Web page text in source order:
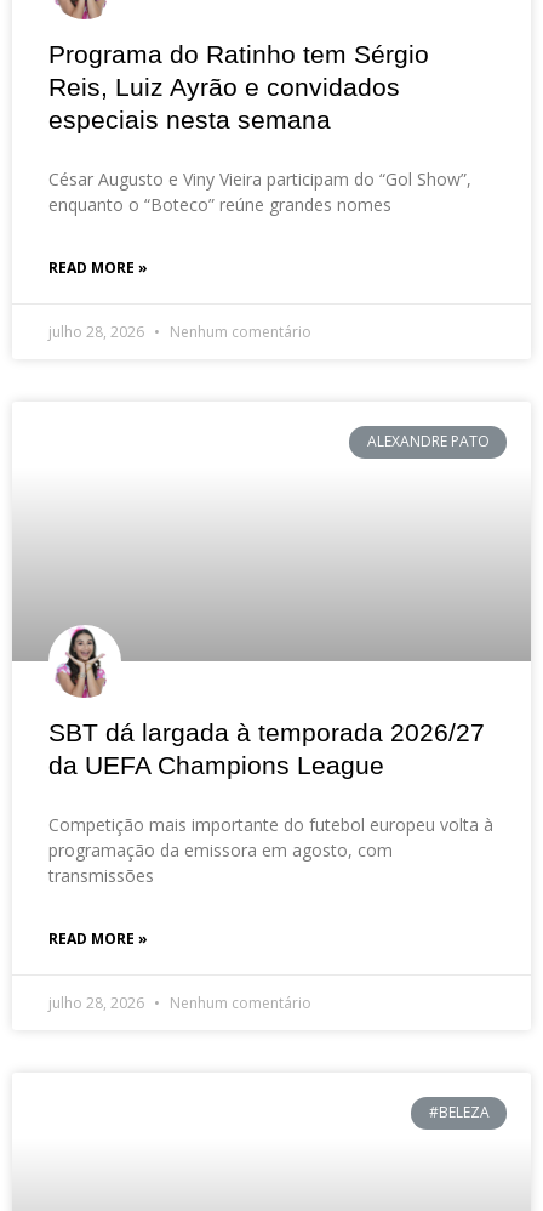
Programa do Ratinho tem Sérgio
Reis, Luiz Ayrão e convidados
especiais nesta semana
César Augusto e Viny Vieira participam do “Gol Show”,
enquanto o “Boteco” reúne grandes nomes
READ MORE »
julho 28, 2026 Nenhum comentário
ALEXANDRE PATO
SBT dá largada à temporada 2026/27
da UEFA Champions League
Competição mais importante do futebol europeu volta à
programação da emissora em agosto, com
transmissões
READ MORE »
julho 28, 2026 Nenhum comentário
#BELEZA